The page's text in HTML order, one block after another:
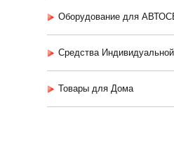
Оборудование для
Средства
Товары для Дома